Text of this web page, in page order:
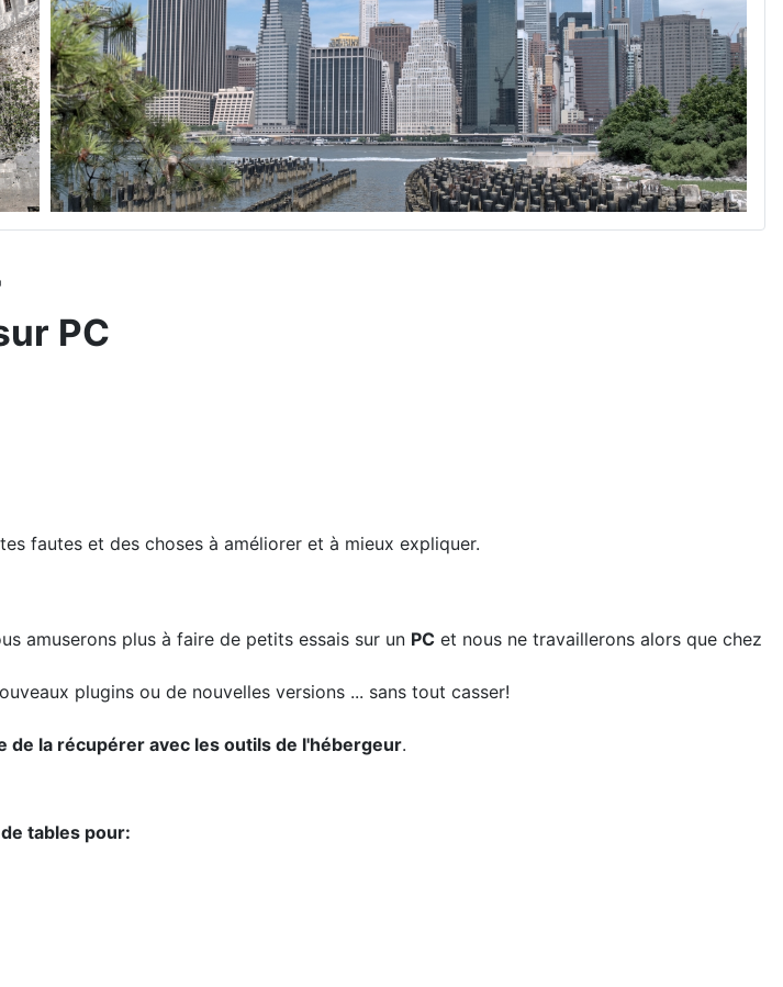
PC
fautes et des choses à améliorer et à mieux expliquer.
amuserons plus à faire de petits essais sur un PC et nous ne travaillerons alors que chez
plugins ou de nouvelles versions ... sans tout casser!
de la récupérer avec les outils de l'hébergeur.
tables pour: